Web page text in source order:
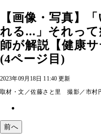
【画像・写真】
れる...」それって
師が解説【健康
(4ページ目)
2023年09月18日 11:40 更新
取材・文／佐藤さと里 撮影／市村
前へ